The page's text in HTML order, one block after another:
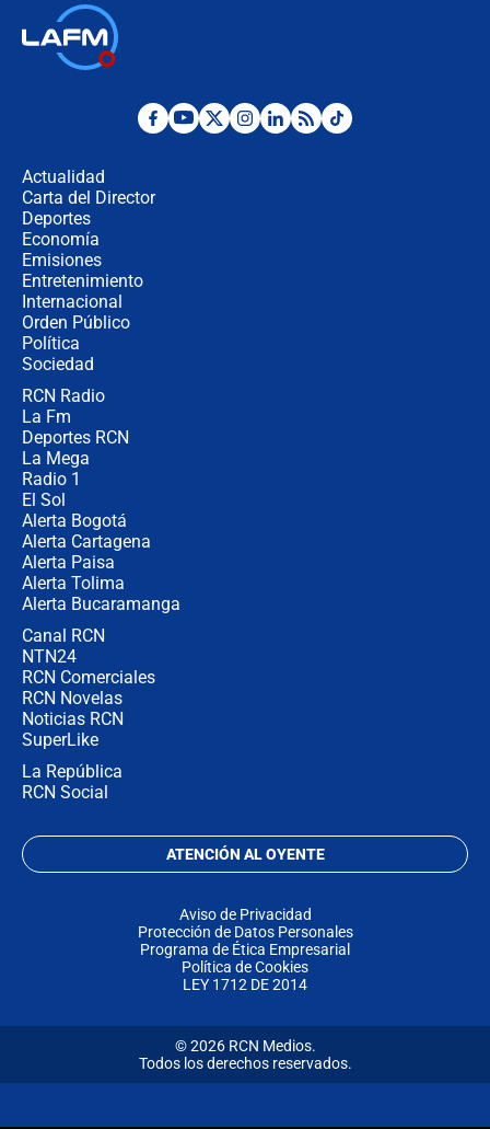
Desde dermatitis hasta infecciones:
Actualidad
Carta del Director
Deportes
Economía
Emisiones
Entretenimiento
Internacional
Orden Público
Política
Sociedad
RCN Radio
La Fm
Deportes RCN
La Mega
Radio 1
El Sol
Alerta Bogotá
Alerta Cartagena
Alerta Paisa
Alerta Tolima
Alerta Bucaramanga
Canal RCN
NTN24
RCN Comerciales
RCN Novelas
Noticias RCN
SuperLike
La República
RCN Social
ATENCIÓN AL OYENTE
Aviso de Privacidad
Protección de Datos Personales
Programa de Ética Empresarial
Política de Cookies
LEY 1712 DE 2014
© 2026 RCN Medios.
Todos los derechos reservados.